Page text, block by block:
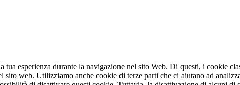
esperienza durante la navigazione nel sito Web. Di questi, i cookie
web. Utilizziamo anche cookie di terze parti che ci aiutano ad